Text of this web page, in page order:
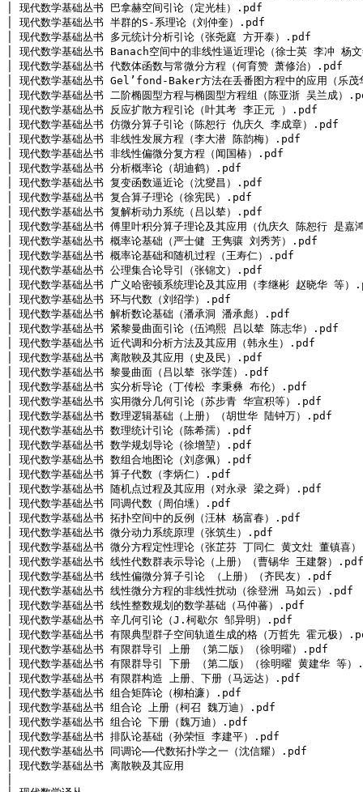
│ 现代数学基础丛书 巴拿赫空间引论（定光桂）.pdf
│ 现代数学基础丛书 半群的S-系理论（刘仲奎）.pdf
│ 现代数学基础丛书 多元统计分析引论（张尧庭 方开泰）.pdf
│ 现代数学基础丛书 Banach空间中的非线性逼近理论（徐士英 李冲 杨
│ 现代数学基础丛书 代数体函数与常微分方程（何育赞 萧修治）.pdf
│ 现代数学基础丛书 Gel’fond-Baker方法在丢番图方程中的应用（乐
│ 现代数学基础丛书 二阶椭圆型方程与椭圆型方程组（陈亚浙 吴兰成）
│ 现代数学基础丛书 反应扩散方程引论（叶其考 李正元 ）.pdf
│ 现代数学基础丛书 仿微分算子引论（陈恕行 仇庆久 李成章）.pdf
│ 现代数学基础丛书 非线性发展方程（李大潜 陈韵梅）.pdf
│ 现代数学基础丛书 非线性偏微分复方程（闻国椿）.pdf
│ 现代数学基础丛书 分析概率论（胡迪鹤）.pdf
│ 现代数学基础丛书 复变函数逼近论（沈燮昌）.pdf
│ 现代数学基础丛书 复合算子理论（徐宪民）.pdf
│ 现代数学基础丛书 复解析动力系统（吕以辇）.pdf
│ 现代数学基础丛书 傅里叶积分算子理论及其应用（仇庆久 陈恕行 是
│ 现代数学基础丛书 概率论基础（严士健 王隽骧 刘秀芳）.pdf
│ 现代数学基础丛书 概率论基础和随机过程（王寿仁）.pdf
│ 现代数学基础丛书 公理集合论导引（张锦文）.pdf
│ 现代数学基础丛书 广义哈密顿系统理论及其应用（李继彬 赵晓华 等
│ 现代数学基础丛书 环与代数（刘绍学）.pdf
│ 现代数学基础丛书 解析数论基础（潘承洞 潘承彪）.pdf
│ 现代数学基础丛书 紧黎曼曲面引论（伍鸿熙 吕以辇 陈志华）.pdf
│ 现代数学基础丛书 近代调和分析方法及其应用（韩永生）.pdf
│ 现代数学基础丛书 离散鞅及其应用（史及民）.pdf
│ 现代数学基础丛书 黎曼曲面（吕以辇 张学莲）.pdf
│ 现代数学基础丛书 实分析导论（丁传松 李秉彝 布伦）.pdf
│ 现代数学基础丛书 实用微分几何引论（苏步青 华宣积等）.pdf
│ 现代数学基础丛书 数理逻辑基础（上册）（胡世华 陆钟万）.pdf
│ 现代数学基础丛书 数理统计引论（陈希孺）.pdf
│ 现代数学基础丛书 数学规划导论（徐增堃）.pdf
│ 现代数学基础丛书 数组合地图论（刘彦佩）.pdf
│ 现代数学基础丛书 算子代数（李炳仁）.pdf
│ 现代数学基础丛书 随机点过程及其应用（对永录 梁之舜）.pdf
│ 现代数学基础丛书 同调代数（周伯壎）.pdf
│ 现代数学基础丛书 拓扑空间中的反例（汪林 杨富春）.pdf
│ 现代数学基础丛书 微分动力系统原理（张筑生）.pdf
│ 现代数学基础丛书 微分方程定性理论（张芷芬 丁同仁 黄文灶 董镇喜
│ 现代数学基础丛书 线性代数群表示导论（上册）（曹锡华 王建磐）.pdf
│ 现代数学基础丛书 线性偏微分算子引论 （上册）（齐民友）.pdf
│ 现代数学基础丛书 线性微分方程的非线性扰动（徐登洲 马如云）.pdf
│ 现代数学基础丛书 线性整数规划的数学基础（马仲蕃）.pdf
│ 现代数学基础丛书 辛几何引论（J.柯歇尔 邹异明）.pdf
│ 现代数学基础丛书 有限典型群子空间轨道生成的格（万哲先 霍元极）
│ 现代数学基础丛书 有限群导引 上册 （第二版）（徐明曜）.pdf
│ 现代数学基础丛书 有限群导引 下册 （第二版）（徐明曜 黄建华 等
│ 现代数学基础丛书 有限群构造 上册、下册（马远达）.pdf
│ 现代数学基础丛书 组合矩阵论（柳柏濂）.pdf
│ 现代数学基础丛书 组合论 上册（柯召 魏万迪）.pdf
│ 现代数学基础丛书 组合论 下册（魏万迪）.pdf
│ 现代数学基础丛书 排队论基础（孙荣恒 李建平）.pdf
│ 现代数学基础丛书 同调论——代数拓扑学之一（沈信耀）.pdf
│ 现代数学基础丛书 离散鞅及其应用